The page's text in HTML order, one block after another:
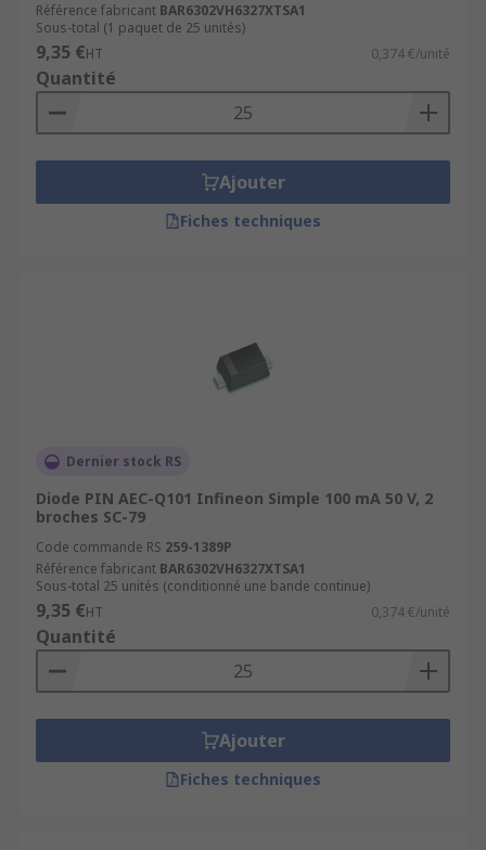
Référence fabricant BAR6302VH6327XTSA1
Sous-total (1 paquet de 25 unités)
9,35 €HT 0,374 €/unité
Quantité
Ajouter
Fiches techniques
Dernier stock RS
Diode PIN AEC-Q101 Infineon Simple 100 mA 50 V, 2
broches SC-79
Code commande RS 259-1389P
Référence fabricant BAR6302VH6327XTSA1
Sous-total 25 unités (conditionné une bande continue)
9,35 €HT 0,374 €/unité
Quantité
Ajouter
Fiches techniques